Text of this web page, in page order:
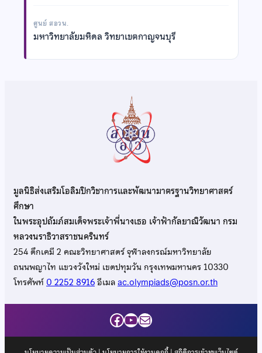
ศูนย์ สอวน.
มหาวิทยาลัยมหิดล วิทยาเขตกาญจนบุรี
มูลนิธิส่งเสริมโอลิมปิกวิชาการและพัฒนามาตรฐานวิทยาศาสตร์
ศึกษา
ในพระอุปถัมภ์สมเด็จพระเจ้าพี่นางเธอ เจ้าฟ้ากัลยาณิวัฒนา กรม
หลวงนราธิวาสราชนครินทร์
254 ตึกเคมี 2 คณะวิทยาศาสตร์ จุฬาลงกรณ์มหาวิทยาลัย
ถนนพญาไท แขวงวังใหม่ เขตปทุมวัน กรุงเทพมหานคร 10330
โทรศัพท์0 2252 8916อีเมลac.olympiads@posn.or.th
Facebook
YouTube
Mail